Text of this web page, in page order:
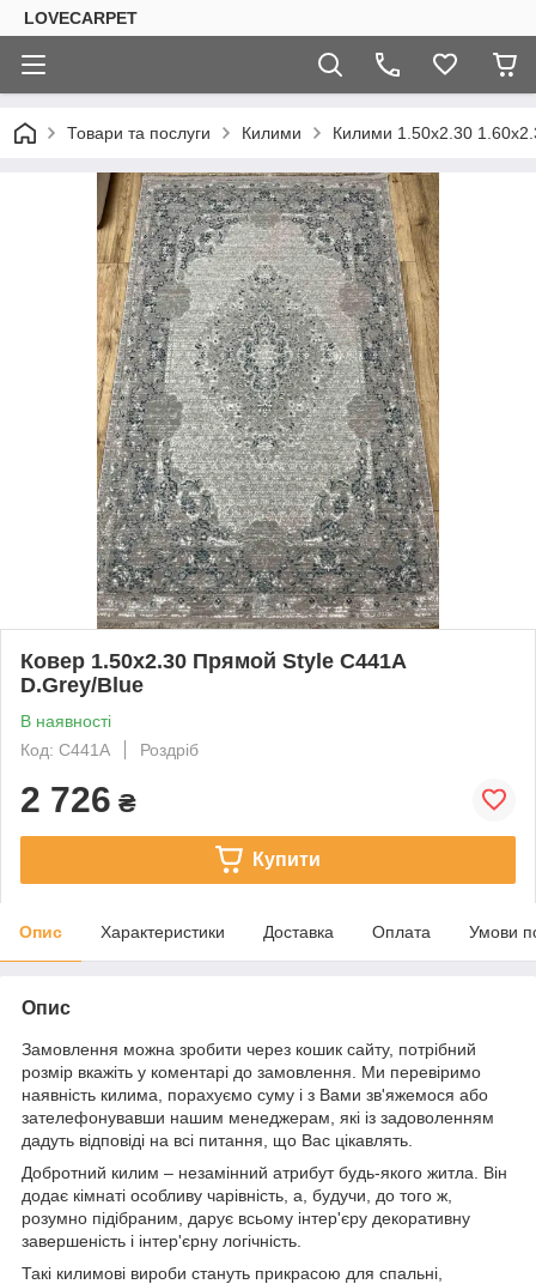
LOVECARPET
Товари та послуги Килими Килими 1.50х2.30
Ковер 1.50х2.30 Прямой Style C441A
D.Grey/Blue
В наявності
Код: C441A
Роздріб
2 726 ₴
Купити
Опис Характеристики Доставка Оплата Умови
Опис
Замовлення можна зробити через кошик сайту, потрібний
розмір вкажіть у коментарі до замовлення. Ми перевіримо
наявність килима, порахуємо суму і з Вами зв'яжемося або
зателефонувавши нашим менеджерам, які із задоволенням
дадуть відповіді на всі питання, що Вас цікавлять.
Добротний килим – незамінний атрибут будь-якого житла. Він
додає кімнаті особливу чарівність, а, будучи, до того ж,
розумно підібраним, дарує всьому інтер'єру декоративну
завершеність і інтер'єрну логічність.
Такі килимові вироби стануть прикрасою для спальні,